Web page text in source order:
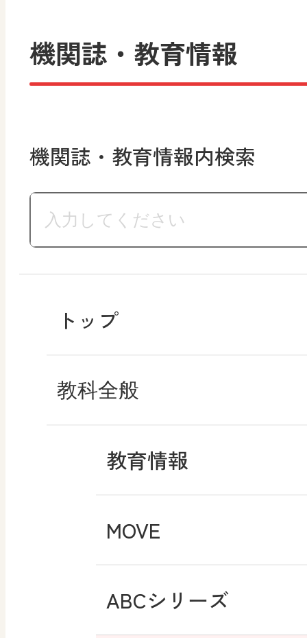
機関誌・教育情報
機関誌・教育情報内検索
トップ
教科全般
教育情報
MOVE
ABCシリーズ